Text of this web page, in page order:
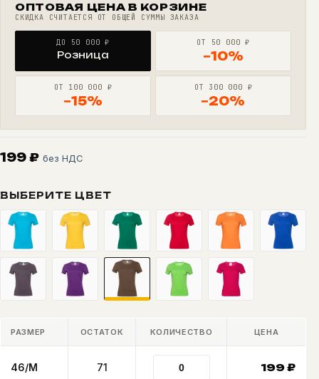
ОПТОВАЯ ЦЕНА В КОРЗИНЕ
СКИДКА СЧИТАЕТСЯ ОТ ОБЩЕЙ СУММЫ ЗАКАЗА
ДО 50 000 ₽
Розница
ОТ 50 000 ₽
−10%
ОТ 100 000 ₽
−15%
ОТ 300 000 ₽
−20%
199 ₽ без НДС
ВЫБЕРИТЕ ЦВЕТ
РАЗМЕР ОСТАТОК КОЛИЧЕСТВО ЦЕНА
46/M 71 199₽